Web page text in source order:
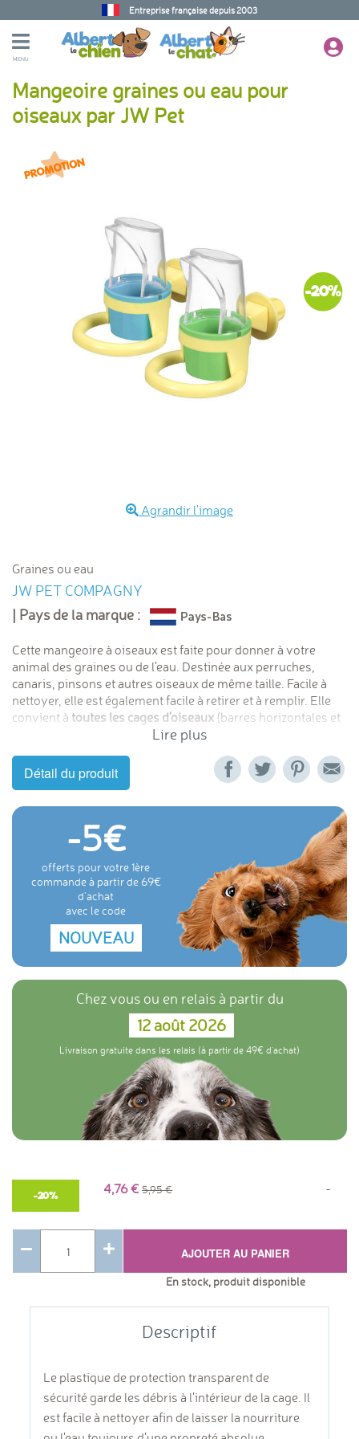
Entreprise française depuis 2003
MENU
Mangeoire graines ou eau pour
oiseaux par JW Pet
-20%
Agrandir l'image
Graines ou eau
JW PET COMPAGNY
| Pays de la marque :
Cette mangeoire à oiseaux est faite pour donner à votre
animal des graines ou de l'eau. Destinée aux perruches,
canaris, pinsons et autres oiseaux de même taille. Facile à
nettoyer, elle est également facile à retirer et à remplir. Elle
convient à toutes les cages d'oiseaux (barres horizontales et
verticales). Coloris divers. Vendu à l'unité.
Lire plus
Détail du produit
-5
offerts pour votre 1ère
commande à partir de 69
d'achat
avec le code
NOUVEAU
Chez vous ou en relais à partir du
12 août 2026
Livraison gratuite dans les relais (à partir de 49€ d'achat)
-20% 4,76 5,95 -
AJOUTER AU PANIER
En stock, produit disponible
Descriptif
Le plastique de protection transparent de
sécurité garde les débris à l'intérieur de la cage. Il
est facile à nettoyer afin de laisser la nourriture